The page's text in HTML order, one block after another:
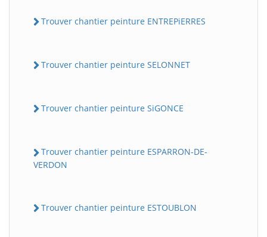
Trouver chantier peinture ENTREPiERRES
Trouver chantier peinture SELONNET
Trouver chantier peinture SiGONCE
Trouver chantier peinture ESPARRON-DE-
VERDON
Trouver chantier peinture ESTOUBLON